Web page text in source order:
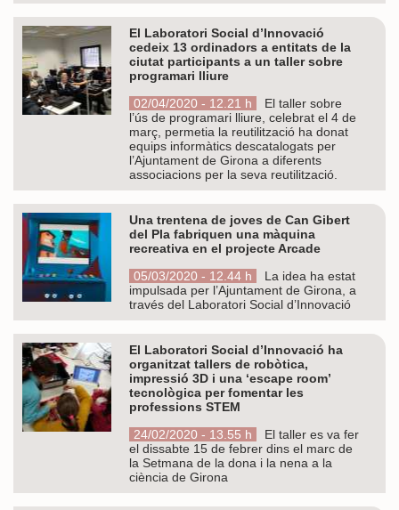
El Laboratori Social d’Innovació
cedeix 13 ordinadors a entitats de la
ciutat participants a un taller sobre
programari lliure
02/04/2020 - 12.21 h
El taller sobre
l’ús de programari lliure, celebrat el 4 de
març, permetia la reutilització ha donat
equips informàtics descatalogats per
l’Ajuntament de Girona a diferents
associacions per la seva reutilització.
Una trentena de joves de Can Gibert
del Pla fabriquen una màquina
recreativa en el projecte Arcade
05/03/2020 - 12.44 h
La idea ha estat
impulsada per l’Ajuntament de Girona, a
través del Laboratori Social d’Innovació
El Laboratori Social d’Innovació ha
organitzat tallers de robòtica,
impressió 3D i una ‘escape room’
tecnològica per fomentar les
professions STEM
24/02/2020 - 13.55 h
El taller es va fer
el dissabte 15 de febrer dins el marc de
la Setmana de la dona i la nena a la
ciència de Girona